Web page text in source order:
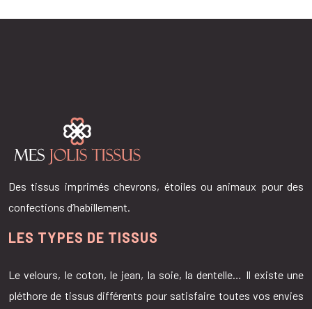
Des tissus imprimés chevrons, étoiles ou animaux pour des
confections d’habillement.
LES TYPES DE TISSUS
Le velours, le coton, le jean, la soie, la dentelle… Il existe une
pléthore de tissus différents pour satisfaire toutes vos envies